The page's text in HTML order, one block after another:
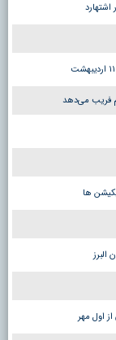
فریب می‌دهد
ها
اول مهر